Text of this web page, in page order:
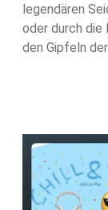
legendären
oder durch die
den Gipfeln